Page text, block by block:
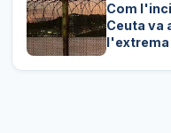
Com
Ceuta va
l'extrema